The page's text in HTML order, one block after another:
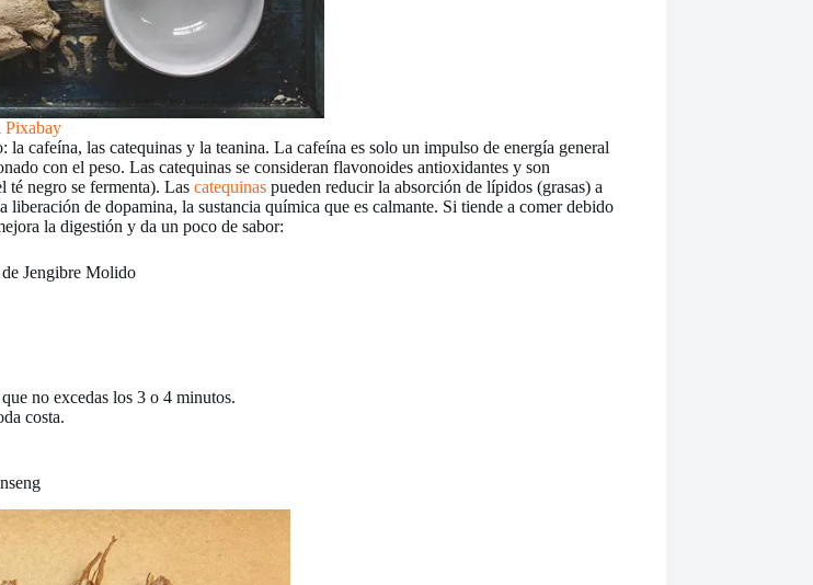
Pixabay
cafeína, las catequinas y la teanina. La cafeína es solo un impulso de energía general
con el peso. Las catequinas se consideran flavonoides antioxidantes y son
té negro se fermenta). Las catequinas pueden reducir la absorción de lípidos (grasas) a
liberación de dopamina, la sustancia química que es calmante. Si tiende a comer debido
la digestión y da un poco de sabor:
Jengibre Molido
no excedas los 3 o 4 minutos.
costa.